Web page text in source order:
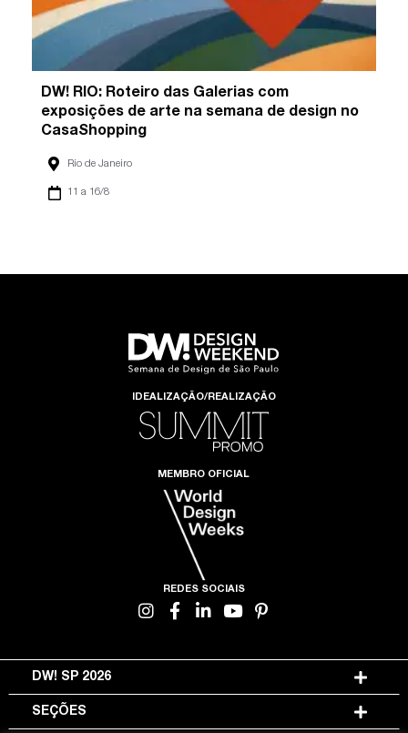
DW! RIO: Roteiro das Galerias com
exposições de arte na semana de design no
CasaShopping
Rio de Janeiro
11 a 16/8
IDEALIZAÇÃO/REALIZAÇÃO
MEMBRO OFICIAL
REDES SOCIAIS
DW! SP 2026
SEÇÕES